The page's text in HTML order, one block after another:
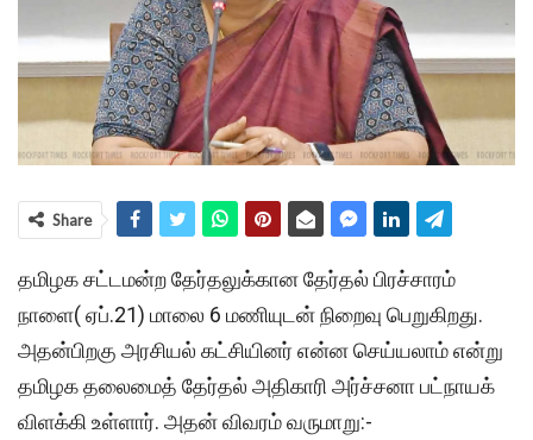
Share
தமிழக சட்டமன்ற தேர்தலுக்கான தேர்தல் பிரச்சாரம்
நாளை( ஏப்.21) மாலை 6 மணியுடன் நிறைவு பெறுகிறது.
அதன்பிறகு அரசியல் கட்சியினர் என்ன செய்யலாம் என்று
தமிழக தலைமைத் தேர்தல் அதிகாரி அர்ச்சனா பட்நாயக்
விளக்கி உள்ளார். அதன் விவரம் வருமாறு:-